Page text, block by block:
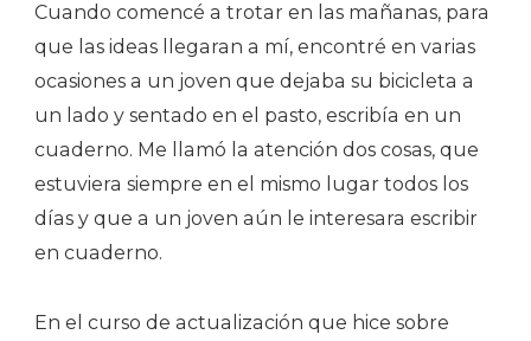
Cuando comencé a trotar en las mañanas, para
que las ideas llegaran a mí, encontré en varias
ocasiones a un joven que dejaba su bicicleta a
un lado y sentado en el pasto, escribía en un
cuaderno. Me llamó la atención dos cosas, que
estuviera siempre en el mismo lugar todos los
días y que a un joven aún le interesara escribir
en cuaderno.
En el curso de actualización que hice sobre